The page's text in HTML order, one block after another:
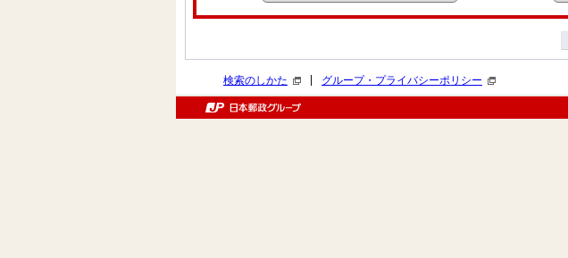
検索のしかた グループ・プライバシーポリシー